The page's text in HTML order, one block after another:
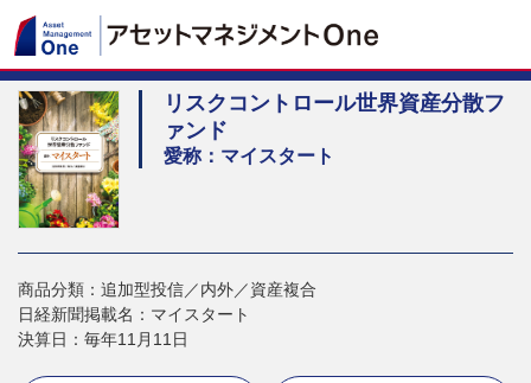
リスクコントロール世界資産分散フ
ァンド
愛称：マイスタート
商品分類：追加型投信／内外／資産複合
日経新聞掲載名：マイスタート
決算日：毎年11月11日